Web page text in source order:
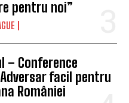
pentru noi”
– Conference
facil pentru
României